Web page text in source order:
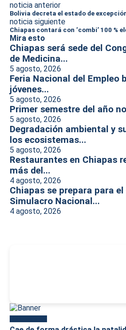
noticia anterior
Bolivia decreta el estado de
noticia siguiente
Chiapas contará con ‘combi’ 100 %
Mira esto
Chiapas será sede del
de Medicina...
5 agosto, 2026
Feria Nacional del Empleo
jóvenes...
5 agosto, 2026
Primer semestre del año
5 agosto, 2026
Degradación ambiental y
los ecosistemas...
5 agosto, 2026
Restaurantes en Chiapas
más del...
4 agosto, 2026
Chiapas se prepara para el
Simulacro Nacional...
4 agosto, 2026